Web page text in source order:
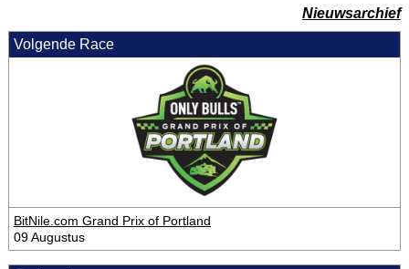
Nieuwsarchief
Volgende Race
BitNile.com Grand Prix of Portland
09 Augustus